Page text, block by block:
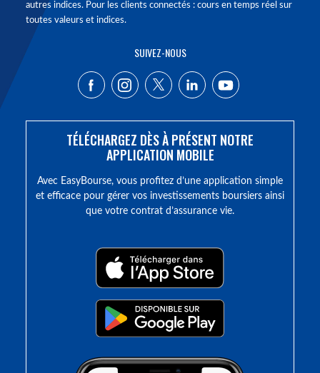
autres indices. Pour les clients connectés : cours en temps réel sur
toutes valeurs et indices.
SUIVEZ-NOUS
TÉLÉCHARGEZ DÈS À PRÉSENT NOTRE
APPLICATION MOBILE
Avec EasyBourse, vous profitez d’une application simple
et efficace pour gérer vos investissements boursiers ainsi
que votre contrat d’assurance vie.